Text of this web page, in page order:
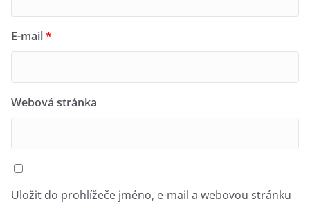
E-mail*
Webová stránka
Uložit do prohlížeče jméno, e-mail a webovou stránku